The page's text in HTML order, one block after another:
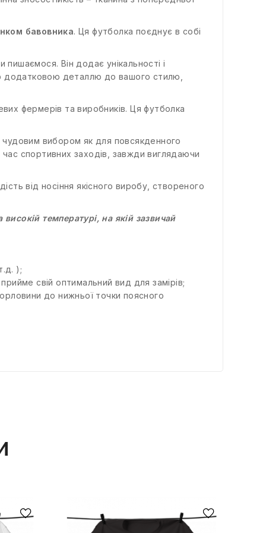
бавовника. Ця футболка поєднує в собі
Він додає унікальності і
додатковою деталлю до вашого стилю,
фермерів та виробників. Ця футболка
вибором як для повсякденного
спортивних заходів, завжди виглядаючи
від носіння якісного виробу, створеного
температурі, на якій зазвичай
);
свій оптимальний вид для замірів;
до нижньої точки поясного